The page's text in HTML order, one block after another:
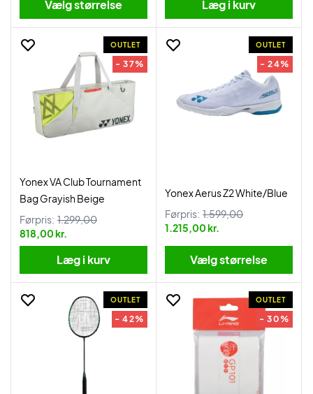
Vælg størrelse Læg i kurv
OUTLET
- 37%
Yonex VA Club Tournament
Bag Grayish Beige
Førpris: 1.299,00
818,00 kr.
Læg i kurv
OUTLET
- 24%
Yonex Aerus Z2 White/Blue
Førpris: 1.599,00
1.215,00 kr.
Vælg størrelse
OUTLET
- 42%
OUTLET
- 30%